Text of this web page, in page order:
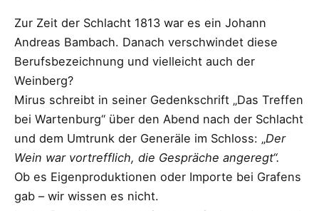
Zur Zeit der Schlacht 1813 war es ein Johann
Andreas Bambach. Danach verschwindet diese
Berufsbezeichnung und vielleicht auch der
Weinberg?
Mirus schreibt in seiner Gedenkschrift „Das Treffen
bei Wartenburg“ über den Abend nach der Schlacht
und dem Umtrunk der Generäle im Schloss: „Der
Wein war vortrefflich, die Gespräche angeregt“.
Ob es Eigenproduktionen oder Importe bei Grafens
gab – wir wissen es nicht.